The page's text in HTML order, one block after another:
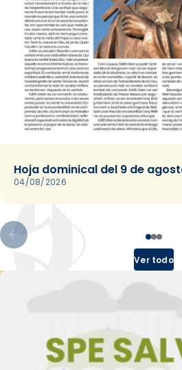
Hoja dominical del 9 de
04/08/2026
Ver todo